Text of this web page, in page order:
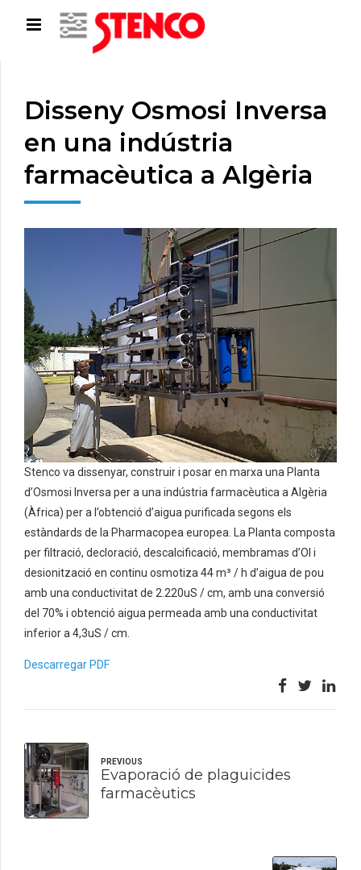
Disseny Osmosi Inversa
en una indústria
farmacèutica a Algèria
Stenco va dissenyar, construir i posar en marxa una Planta
d’Osmosi Inversa per a una indústria farmacèutica a Algèria
(Àfrica) per a l’obtenció d’aigua purificada segons els
estàndards de la Pharmacopea europea.
La Planta composta
per filtració, decloració, descalcificació, membramas d’OI i
desionització en continu osmotiza 44 m³ / h d’aigua de pou
amb una conductivitat de 2.220uS / cm, amb una conversió
del 70% i obtenció aigua permeada amb una conductivitat
inferior a 4,3uS / cm.
Descarregar PDF
PREVIOUS
Evaporació de plaguicides
farmacèutics